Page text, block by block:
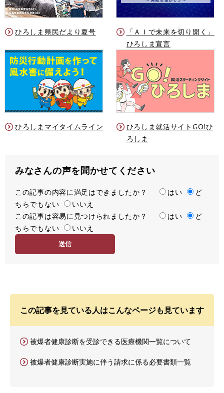
ひろしま県民だより夏号
「ＡＩで未来を切り開く」
ひろしま宣言
ひろしまマイタイムライン
ひろしま就活サイトGO!ひ
ろしま
みなさんの声を聞かせてください
満
足
度
この記事の内容に満足はできましたか？ はい
ど
ちらでもない
いいえ
容
易
この記事は容易に見つけられましたか？ はい
ど
ちらでもない
いいえ
この記事を見ている人はこんなページも見ています
被爆者健康診断を受診できる医療機関一覧について
被爆者健康診断実施に伴う請求に係る必要書類一覧